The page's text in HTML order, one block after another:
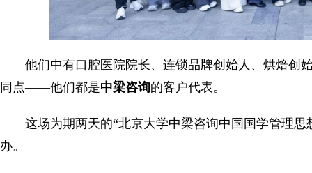
他们中有口腔医院院长、连锁品牌创始人、烘焙
同点——他们都是中梁咨询的客户代表。
这场为期两天的“北京大学中梁咨询中国国学管理思
办。